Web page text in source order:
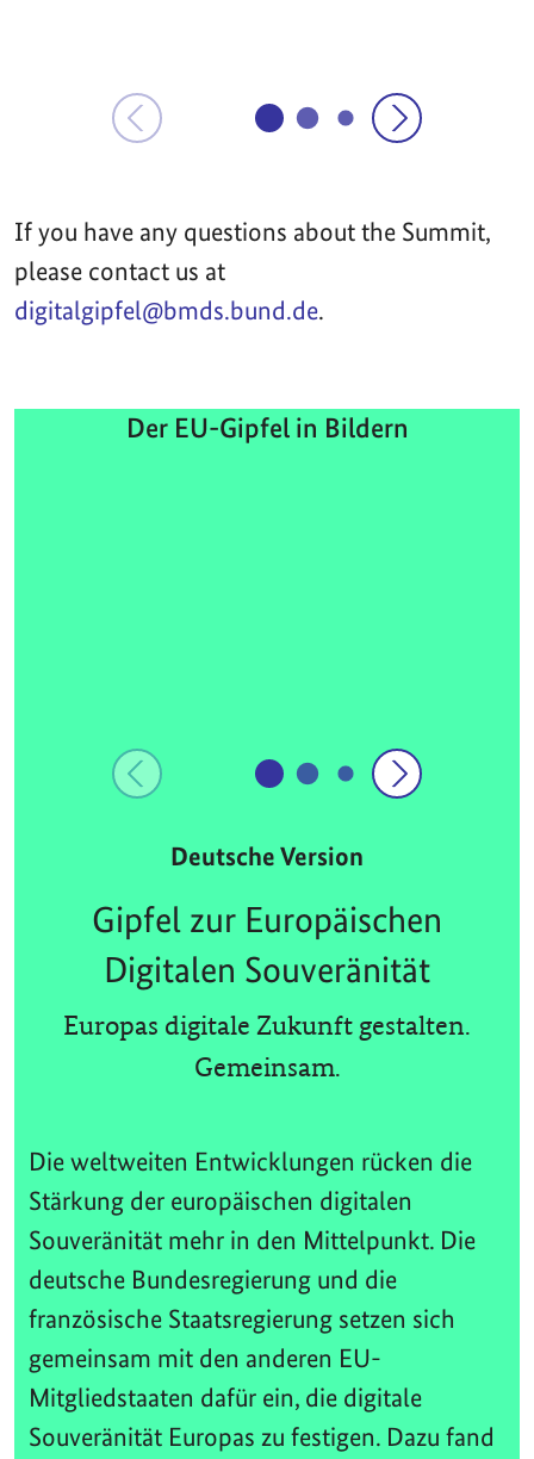
If you have any questions about the Summit,
please contact us at
digitalgipfel@bmds.bund.de.
Der EU-Gipfel in Bildern
Deutsche Version
Gipfel zur Europäischen
Digitalen Souveränität
Europas digitale Zukunft gestalten.
Gemeinsam.
Die weltweiten Entwicklungen rücken die
Stärkung der europäischen digitalen
Souveränität mehr in den Mittelpunkt. Die
deutsche Bundesregierung und die
französische Staatsregierung setzen sich
gemeinsam mit den anderen EU-
Mitgliedstaaten dafür ein, die digitale
Souveränität Europas zu festigen. Dazu fand